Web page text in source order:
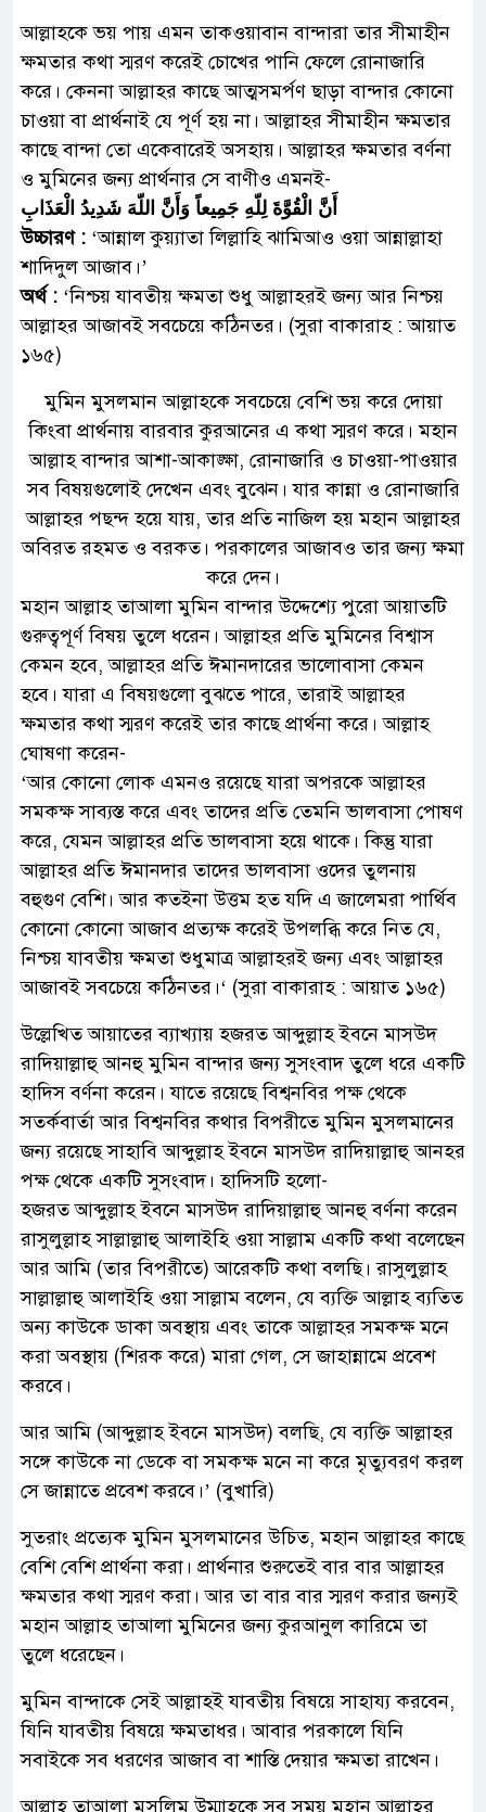
আল্লাহকে ভয় পায় এমন তাকওয়াবান বান্দারা তার সীমাহীন
ক্ষমতার কথা স্মরণ করেই চোখের পানি ফেলে রোনাজারি
করে। কেননা আল্লাহর কাছে আত্মসমর্পণ ছাড়া বান্দার কোনো
চাওয়া বা প্রার্থনাই যে পূর্ণ হয় না। আল্লাহর সীমাহীন ক্ষমতার
কাছে বান্দা তো একেবারেই অসহায়। আল্লাহর ক্ষমতার বর্ণনা
ও মুমিনের জন্য প্রার্থনার সে বাণীও এমনই-
أَنَّ الْقُوَّةَ لِلّهِ جَمِيعاً وَأَنَّ اللّهَ شَدِيدُ الْعَذَابِ
উচ্চারণ : ‘আন্নাল কুয়্যাতা লিল্লাহি ঝামিআও ওয়া আন্নাল্লাহা
শাদিদুল আজাব।’
অর্থ : ‘নিশ্চয় যাবতীয় ক্ষমতা শুধু আল্লাহরই জন্য আর নিশ্চয়
আল্লাহর আজাবই সবচেয়ে কঠিনতর। (সুরা বাকারাহ : আয়াত
১৬৫)
মুমিন মুসলমান আল্লাহকে সবচেয়ে বেশি ভয় করে দোয়া
কিংবা প্রার্থনায় বারবার কুরআনের এ কথা স্মরণ করে। মহান
আল্লাহ বান্দার আশা-আকাঙ্ক্ষা, রোনাজারি ও চাওয়া-পাওয়ার
সব বিষয়গুলোই দেখেন এবং বুঝেন। যার কান্না ও রোনাজারি
আল্লাহর পছন্দ হয়ে যায়, তার প্রতি নাজিল হয় মহান আল্লাহর
অবিরত রহমত ও বরকত। পরকালের আজাবও তার জন্য ক্ষমা
করে দেন।
মহান আল্লাহ তাআলা মুমিন বান্দার উদ্দেশ্যে পুরো আয়াতটি
গুরুত্বপূর্ণ বিষয় তুলে ধরেন। আল্লাহর প্রতি মুমিনের বিশ্বাস
কেমন হবে, আল্লাহর প্রতি ঈমানদারের ভালোবাসা কেমন
হবে। যারা এ বিষয়গুলো বুঝতে পারে, তারাই আল্লাহর
ক্ষমতার কথা স্মরণ করেই তার কাছে প্রার্থনা করে। আল্লাহ
ঘোষণা করেন-
‘আর কোনো লোক এমনও রয়েছে যারা অপরকে আল্লাহর
সমকক্ষ সাব্যস্ত করে এবং তাদের প্রতি তেমনি ভালবাসা পোষণ
করে, যেমন আল্লাহর প্রতি ভালবাসা হয়ে থাকে। কিন্তু যারা
আল্লাহর প্রতি ঈমানদার তাদের ভালবাসা ওদের তুলনায়
বহুগুণ বেশি। আর কতইনা উত্তম হত যদি এ জালেমরা পার্থিব
কোনো কোনো আজাব প্রত্যক্ষ করেই উপলব্ধি করে নিত যে,
নিশ্চয় যাবতীয় ক্ষমতা শুধুমাত্র আল্লাহরই জন্য এবং আল্লাহর
আজাবই সবচেয়ে কঠিনতর।‘ (সুরা বাকারাহ : আয়াত ১৬৫)
উল্লেখিত আয়াতের ব্যাখ্যায় হজরত আব্দুল্লাহ ইবনে মাসউদ
রাদিয়াল্লাহু আনহু মুমিন বান্দার জন্য সুসংবাদ তুলে ধরে একটি
হাদিস বর্ণনা করেন। যাতে রয়েছে বিশ্বনবির পক্ষ থেকে
সতর্কবার্তা আর বিশ্বনবির কথার বিপরীতে মুমিন মুসলমানের
জন্য রয়েছে সাহাবি আব্দুল্লাহ ইবনে মাসউদ রাদিয়াল্লাহু আনহর
পক্ষ থেকে একটি সুসংবাদ। হাদিসটি হলো-
হজরত আব্দুল্লাহ ইবনে মাসউদ রাদিয়াল্লাহু আনহু বর্ণনা করেন
রাসুলুল্লাহ সাল্লাল্লাহু আলাইহি ওয়া সাল্লাম একটি কথা বলেছেন
আর আমি (তার বিপরীতে) আরেকটি কথা বলছি। রাসুলুল্লাহ
সাল্লাল্লাহু আলাইহি ওয়া সাল্লাম বলেন, যে ব্যক্তি আল্লাহ ব্যতিত
অন্য কাউকে ডাকা অবস্থায় এবং তাকে আল্লাহর সমকক্ষ মনে
করা অবস্থায় (শিরক করে) মারা গেল, সে জাহান্নামে প্রবেশ
করবে।
আর আমি (আব্দুল্লাহ ইবনে মাসউদ) বলছি, যে ব্যক্তি আল্লাহর
সঙ্গে কাউকে না ডেকে বা সমকক্ষ মনে না করে মৃত্যুবরণ করল
সে জান্নাতে প্রবেশ করবে।’ (বুখারি)
সুতরাং প্রত্যেক মুমিন মুসলমানের উচিত, মহান আল্লাহর কাছে
বেশি বেশি প্রার্থনা করা। প্রার্থনার শুরুতেই বার বার আল্লাহর
ক্ষমতার কথা স্মরণ করা। আর তা বার বার স্মরণ করার জন্যই
মহান আল্লাহ তাআলা মুমিনের জন্য কুরআনুল কারিমে তা
তুলে ধরেছেন।
মুমিন বান্দাকে সেই আল্লাহই যাবতীয় বিষয়ে সাহায্য করবেন,
যিনি যাবতীয় বিষয়ে ক্ষমতাধর। আবার পরকালে যিনি
সবাইকে সব ধরণের আজাব বা শাস্তি দেয়ার ক্ষমতা রাখেন।
আল্লাহ তাআলা মুসলিম উম্মাহকে সব সময় মহান আল্লাহর